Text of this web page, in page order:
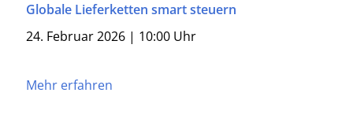
Globale Lieferketten smart steuern
24. Februar 2026 | 10:00 Uhr
Mehr erfahren